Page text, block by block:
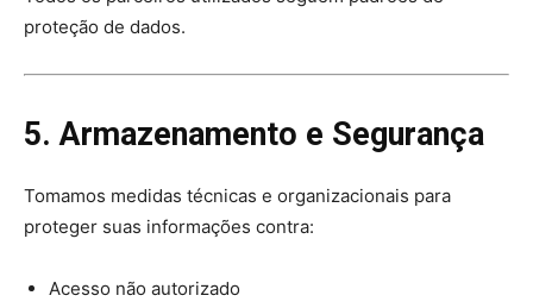
proteção de dados.
5. Armazenamento e Segurança
Tomamos medidas técnicas e organizacionais para
proteger suas informações contra:
Acesso não autorizado